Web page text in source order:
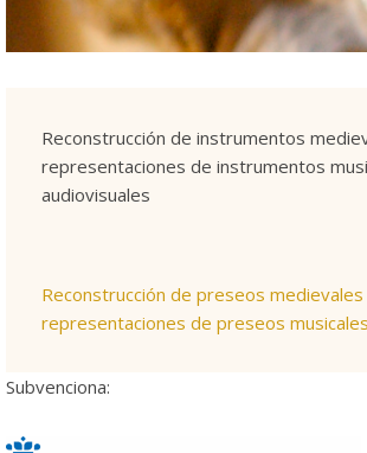
Reconstrucción de instrumentos
representaciones de instrumentos
audiovisuales
Reconstrucción de preseos
representaciones de preseos
Subvenciona: